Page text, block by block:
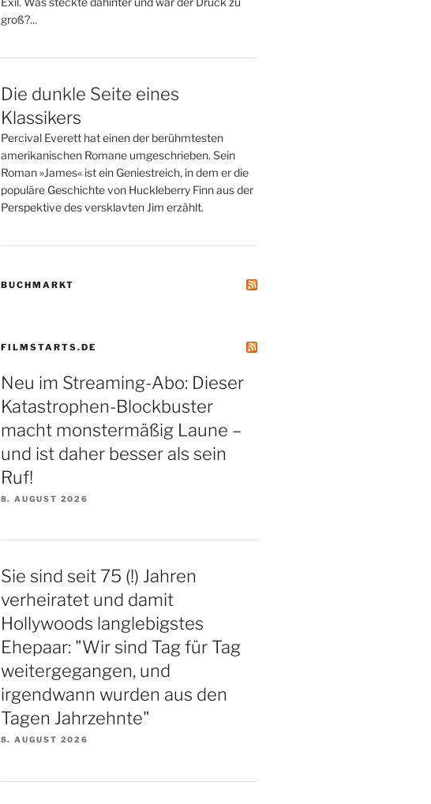
groß?...
Die dunkle Seite eines
Klassikers
Percival Everett hat einen der berühmtesten
amerikanischen Romane umgeschrieben. Sein
Roman »James« ist ein Geniestreich, in dem er die
populäre Geschichte von Huckleberry Finn aus der
Perspektive des versklavten Jim erzählt.
BUCHMARKT
FILMSTARTS.DE
Neu im Streaming-Abo: Dieser
Katastrophen-Blockbuster
macht monstermäßig Laune –
und ist daher besser als sein
Ruf!
8. AUGUST 2026
Sie sind seit 75 (!) Jahren
verheiratet und damit
Hollywoods langlebigstes
Ehepaar: "Wir sind Tag für Tag
weitergegangen, und
irgendwann wurden aus den
Tagen Jahrzehnte"
8. AUGUST 2026